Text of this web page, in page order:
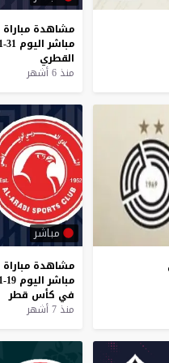
مشاهدة مباراة
مباشر اليوم 31-1-2026
القطري
منذ 6 أشهر
مباشر
مشاهدة مباراة
مباشر اليوم 19-1-2026
في كأس قطر
منذ 7 أشهر